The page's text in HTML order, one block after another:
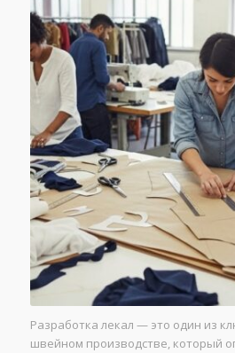
Разработка лекал — это один из
швейном производстве, который